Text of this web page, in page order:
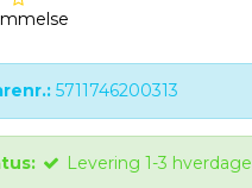
5711746200313
Levering 1-3 hverdage